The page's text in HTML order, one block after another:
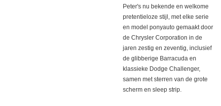
Peter's nu bekende en welkome
pretentieloze stijl, met elke serie
en model ponyauto gemaakt door
de Chrysler Corporation in de
jaren zestig en zeventig, inclusief
de glibberige Barracuda en
klassieke Dodge Challenger,
samen met sterren van de grote
scherm en sleep strip.